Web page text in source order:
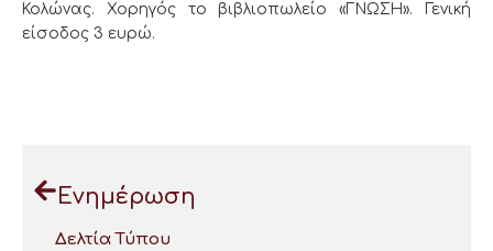
Κολώνας. Χορηγός το βιβλιοπωλείο «ΓΝΩΣΗ». Γενική
είσοδος 3 ευρώ.
Ενημέρωση
Δελτία Τύπου